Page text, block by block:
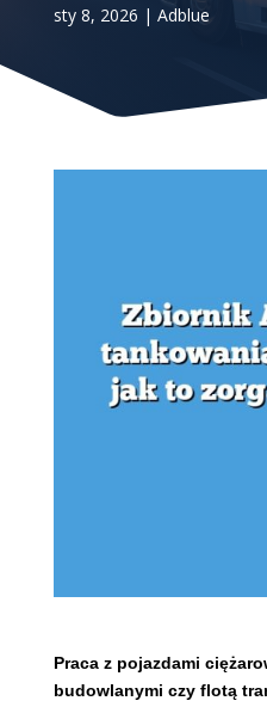
sty 8, 2026 | Adblue
Praca z pojazdami
budowlanymi czy flotą